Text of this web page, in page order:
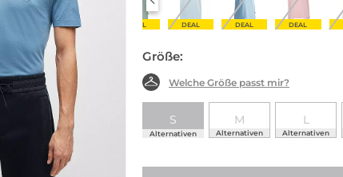
DEAL DEAL DEAL DEAL DEAL
Größe:
Welche Größe passt mir?
S
Alternativen
M
Alternativen
L
Alternativen